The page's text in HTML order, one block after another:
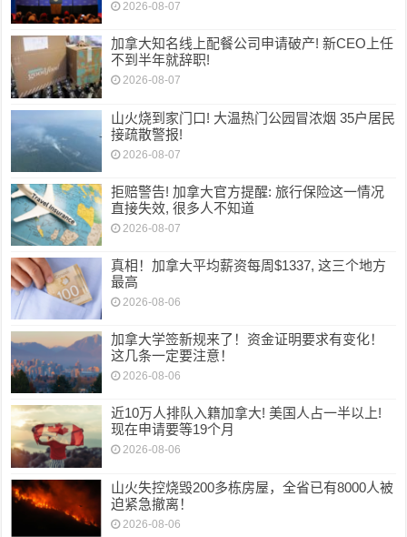
2026-08-07
加拿大知名线上配餐公司申请破产! 新CEO上任
不到半年就辞职!
2026-08-07
山火烧到家门口! 大温热门公园冒浓烟 35户居民
接疏散警报!
2026-08-07
拒赔警告! 加拿大官方提醒: 旅行保险这一情况
直接失效, 很多人不知道
2026-08-07
真相！加拿大平均薪资每周$1337, 这三个地方
最高
2026-08-06
加拿大学签新规来了！资金证明要求有变化！
这几条一定要注意！
2026-08-06
近10万人排队入籍加拿大! 美国人占一半以上!
现在申请要等19个月
2026-08-06
山火失控烧毁200多栋房屋，全省已有8000人被
迫紧急撤离！
2026-08-06